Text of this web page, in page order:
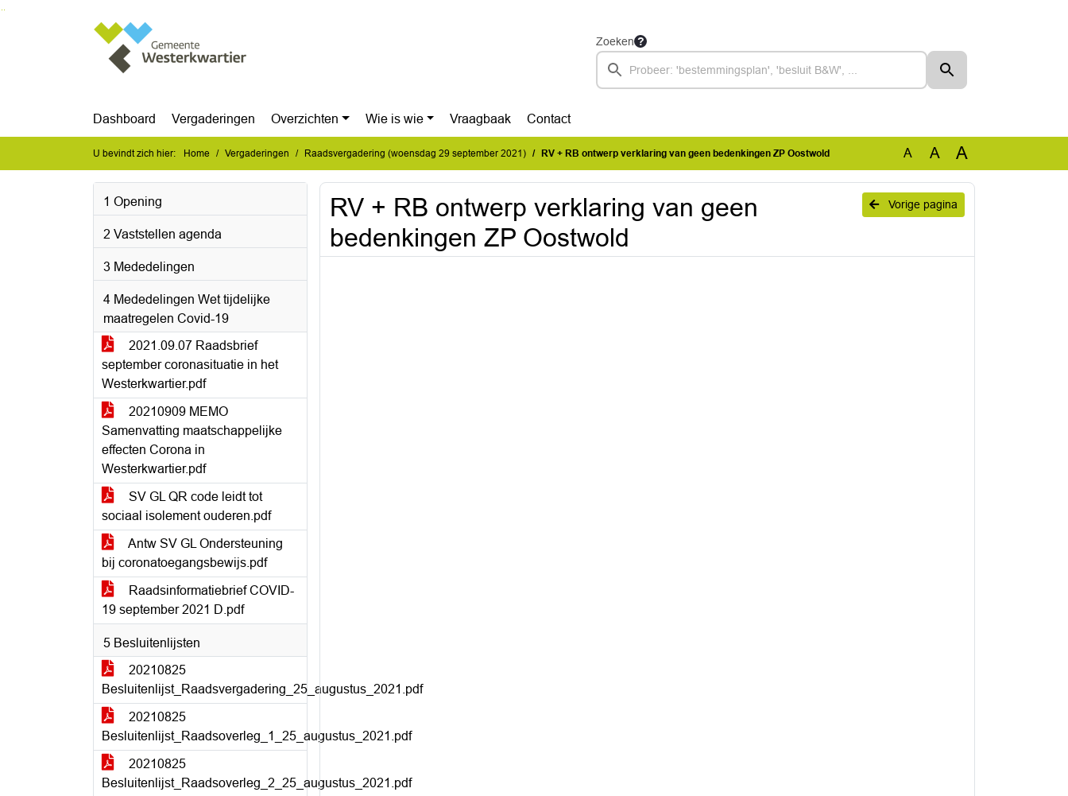
Zoeken
Dashboard Vergaderingen Overzichten Wie is wie Vraagbaak Contact
U bevindt zich hier: Home Vergaderingen Raadsvergadering (woensdag 29 september 2021) RV + RB ontwerp verklaring van geen bedenkingen ZP Oostwold A A A
1 Opening
2 Vaststellen agenda
3 Mededelingen
4 Mededelingen Wet tijdelijke
maatregelen Covid-19
2021.09.07 Raadsbrief
september coronasituatie in het
Westerkwartier.pdf
20210909 MEMO
Samenvatting maatschappelijke
effecten Corona in
Westerkwartier.pdf
SV GL QR code leidt tot
sociaal isolement ouderen.pdf
Antw SV GL Ondersteuning
bij coronatoegangsbewijs.pdf
Raadsinformatiebrief COVID-
19 september 2021 D.pdf
5 Besluitenlijsten
20210825
Besluitenlijst_Raadsvergadering_25_augustus_2021.pdf
20210825
Besluitenlijst_Raadsoverleg_1_25_augustus_2021.pdf
20210825
Besluitenlijst_Raadsoverleg_2_25_augustus_2021.pdf
Vorige pagina
RV + RB ontwerp verklaring van geen
bedenkingen ZP Oostwold